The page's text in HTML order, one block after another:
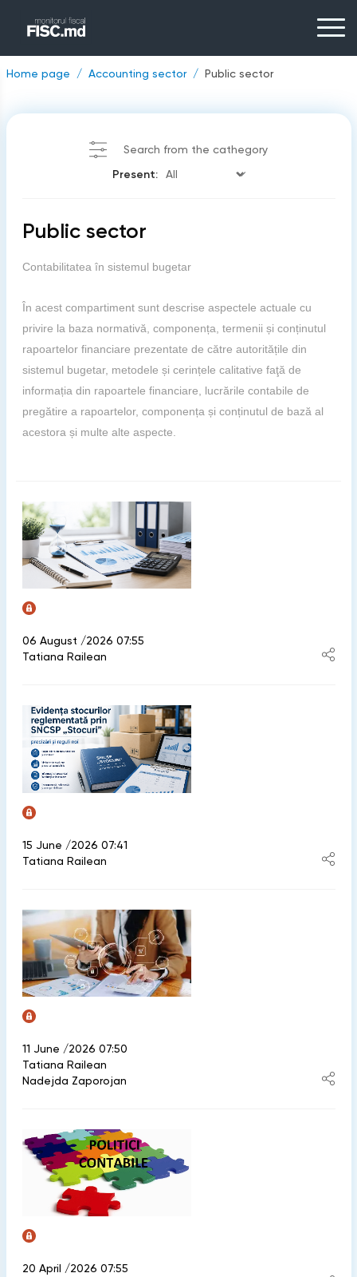
Home page Accounting sector Public sector
Search from the cathegory
Present:
Public sector
Contabilitatea în sistemul bugetar
În acest compartiment sunt descrise aspectele actuale cu
privire la baza normativă, componența, termenii și conținutul
rapoartelor financiare prezentate de către autoritățile din
sistemul bugetar, metodele și cerințele calitative faţă de
informația din rapoartele financiare, lucrările contabile de
pregătire a rapoartelor, componența și conținutul de bază al
acestora și multe alte aspecte.
06 August /2026 07:55
Tatiana Railean
15 June /2026 07:41
Tatiana Railean
11 June /2026 07:50
Tatiana Railean
Nadejda Zaporojan
20 April /2026 07:55